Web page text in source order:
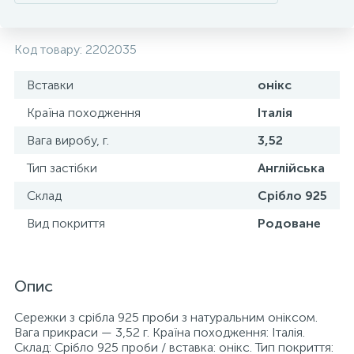
Код товару: 2202035
Вставки
онікс
Країна походження
Італія
Вага виробу, г.
3,52
Тип застібки
Англійська
Склад
Срібло 925
Вид покриття
Родоване
Опис
Сережки з срібла 925 проби з натуральним оніксом.
Вага прикраси — 3,52 г. Країна походження: Італія.
Склад: Срібло 925 проби / вставка: онікс. Тип покриття: